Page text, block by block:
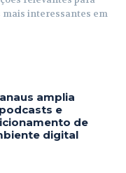
mais interessantes em
amplia
e
de
digital